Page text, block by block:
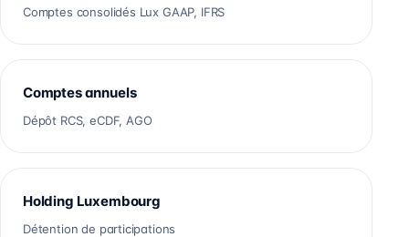
Comptes consolidés Lux GAAP, IFRS
Comptes annuels
Dépôt RCS, eCDF, AGO
Holding Luxembourg
Détention de participations